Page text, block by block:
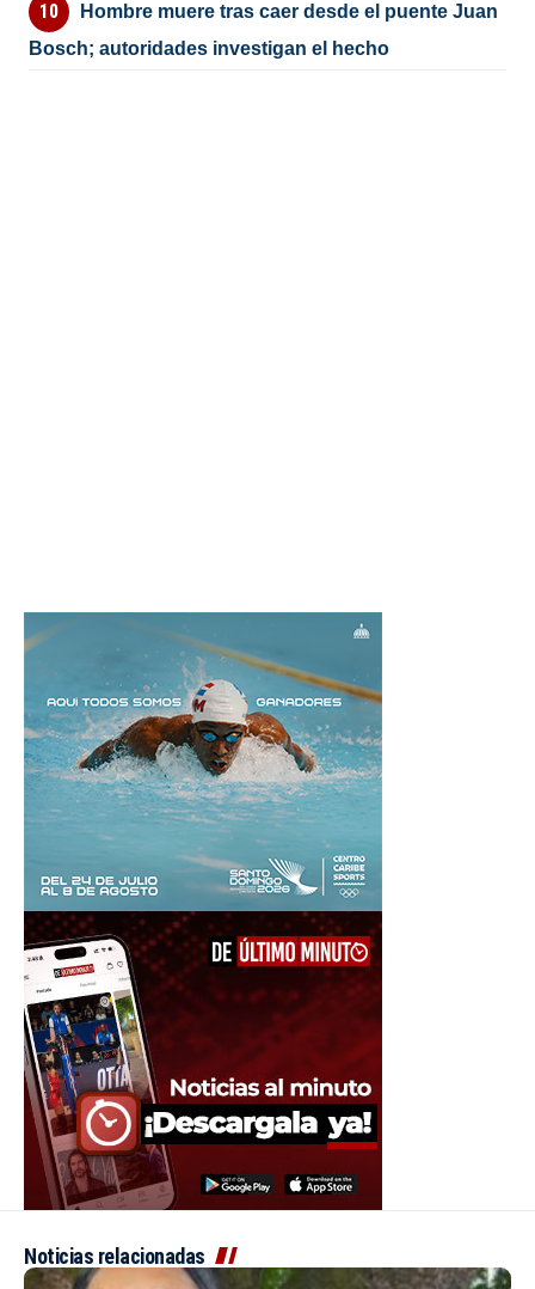
Hombre muere tras caer desde el puente Juan
Bosch; autoridades investigan el hecho
Noticias relacionadas